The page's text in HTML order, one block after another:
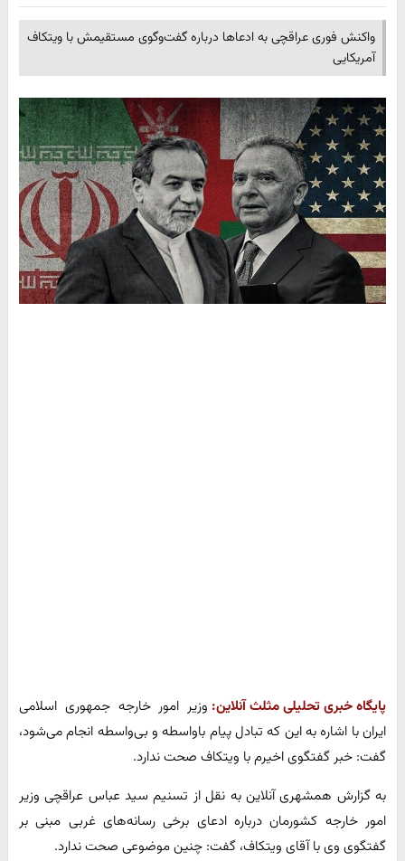
واکنش فوری عراقچی به ادعاها درباره گفت‌وگوی مستقیمش با ویتکاف
آمریکایی
پایگاه خبری تحلیلی مثلث آنلاین: وزیر امور خارجه جمهوری اسلامی
ایران با اشاره به این که تبادل پیام باواسطه و بی‌واسطه انجام می‌شود،
گفت: خبر گفتگوی اخیرم با ویتکاف صحت ندارد.
به گزارش همشهری آنلاین به نقل از تسنیم سید عباس عراقچی وزیر
امور خارجه کشورمان درباره ادعای برخی رسانه‌های غربی مبنی بر
گفتگوی وی با آقای ویتکاف، گفت: چنین موضوعی صحت ندارد.